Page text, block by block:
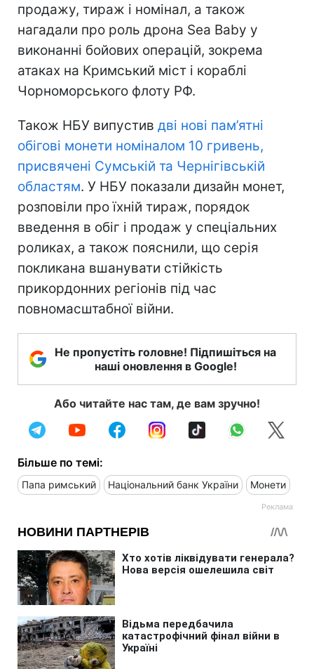
продажу, тираж і номінал, а також
нагадали про роль дрона Sea Baby у
виконанні бойових операцій, зокрема
атаках на Кримський міст і кораблі
Чорноморського флоту РФ.
Також НБУ випустив дві нові пам’ятні
обігові монети номіналом 10 гривень,
присвячені Сумській та Чернігівській
областям. У НБУ показали дизайн монет,
розповіли про їхній тираж, порядок
введення в обіг і продаж у спеціальних
роликах, а також пояснили, що серія
покликана вшанувати стійкість
прикордонних регіонів під час
повномасштабної війни.
Не пропустіть головне! Підпишіться на
наші оновлення в Google!
Або читайте нас там, де вам зручно!
Більше по темі:
Папа римський Національний банк України Монети